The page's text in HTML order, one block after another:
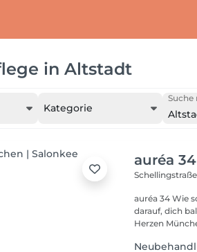
in Altstadt
Kategorie
Suche
auréa 34
Schellingstraße
auréa 34 Wie schön, dass du zu uns gefunden hast wir freuen uns
darauf, dich bald
Herzen